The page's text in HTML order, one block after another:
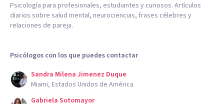
Psicología para profesionales, estudiantes y curiosos. Artículos
diarios sobre salud mental, neurociencias, frases célebres y
relaciones de pareja.
Psicólogos con los que puedes contactar
Sandra Milena Jimenez Duque
Miami, Estados Unidos de América
Gabriela Sotomayor